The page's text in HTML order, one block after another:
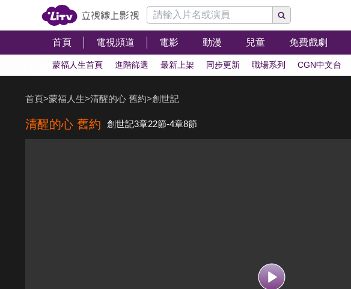
首頁 電視頻道 電影 動漫 兒童 免費戲劇
蒙福人生首頁 進階篩選 最新上架 同步更新 職場系列 CGN中文台
首頁>蒙福人生>清醒的心 舊約>創世記
清醒的心 舊約 創世記3章22節-4章8節